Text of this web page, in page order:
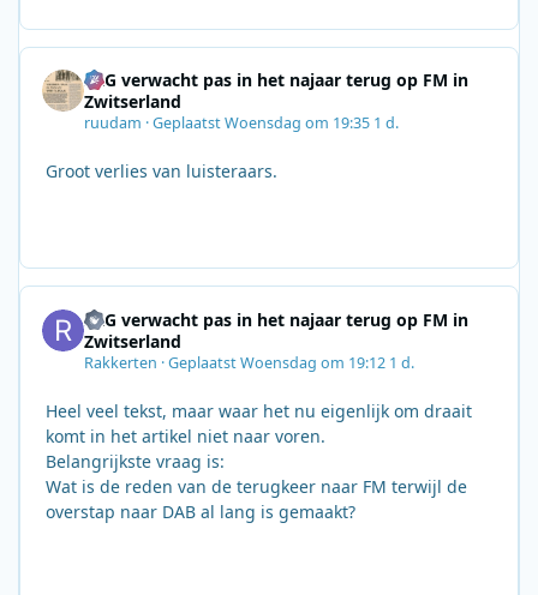
SRG verwacht pas in het najaar terug op FM in
Zwitserland
ruudam ·GeplaatstWoensdag om 19:35 1 d.
Groot verlies van luisteraars.
SRG verwacht pas in het najaar terug op FM in
Zwitserland
Rakkerten ·GeplaatstWoensdag om 19:12 1 d.
Heel veel tekst, maar waar het nu eigenlijk om draait
komt in het artikel niet naar voren.
Belangrijkste vraag is:
Wat is de reden van de terugkeer naar FM terwijl de
overstap naar DAB al lang is gemaakt?